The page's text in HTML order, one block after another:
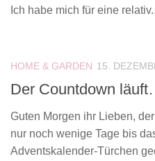
Ich habe mich für eine
HOME & GARDEN 15.
Der Countdown
Guten Morgen ihr Lieben,
nur noch wenige Tage bis
Adventskalender-Türchen